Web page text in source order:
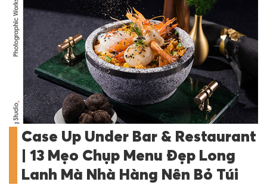
Case Up Under Bar & Restaurant
| 13 Mẹo Chụp Menu Đẹp Long
Lanh Mà Nhà Hàng Nên Bỏ Túi